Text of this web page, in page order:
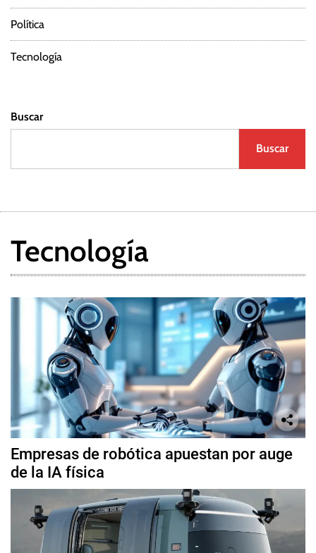
Política
Tecnología
Buscar
Buscar
Tecnología
Empresas de robótica apuestan por auge
de la IA física